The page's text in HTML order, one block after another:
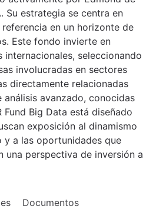
Su estrategia se centra en
en un horizonte de
Este fondo invierte en
internacionales, seleccionando
involucradas en sectores
directamente relacionadas
avanzado, conocidas
Fund Big Data está diseñado
exposición al dinamismo
a las oportunidades que
una perspectiva de inversión a
Documentos